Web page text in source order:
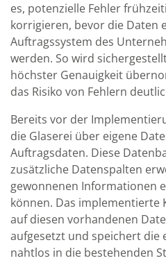
es, potenzielle Fehler
korrigieren, bevor die Daten
Auftragssystem des
werden. So wird
höchster Genauigkeit
das Risiko von Fehlern
Bereits vor der
die Glaserei über eigene
Auftragsdaten. Diese
zusätzliche Datenspalten
gewonnenen Informationen
können. Das implementierte
auf diesen vorhandenen
aufgesetzt und speichert die
nahtlos in die bestehenden